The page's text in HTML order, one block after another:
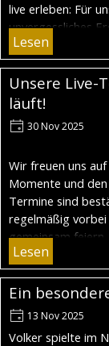
live erleben: Für
unvergessliches
Lesen
Unsere Live-
läuft!
30 Nov 2025
Wir freuen uns
Momente und
Termine sind
regelmäßig
gemeinsam
Lesen
Ein
13 Nov 2025
Volker spielte im